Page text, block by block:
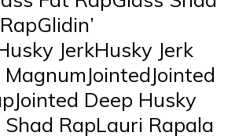
JerkHusky Jerk
Deep Husky
Shad RapLauri Rapala